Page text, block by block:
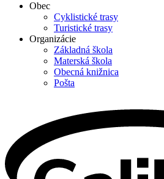
Obec
Cyklistické trasy
Turistické trasy
Organizácie
Základná škola
Materská škola
Obecná knižnica
Pošta